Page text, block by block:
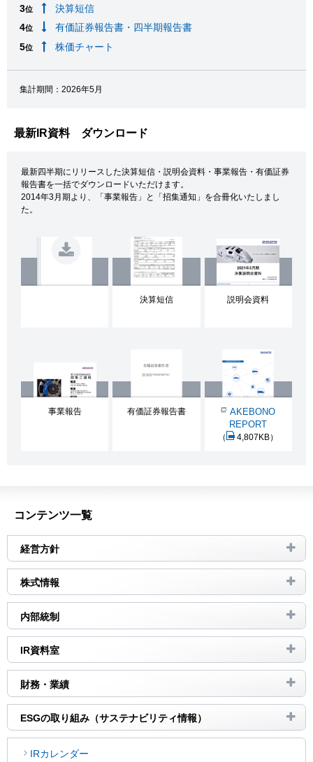
3位
決算短信
4位
有価証券報告書・四半期報告書
5位 株価チャート
集計期間：2026年5月
最新IR資料 ダウンロード
最新四半期にリリースした決算短信・説明会資料・事業報告・有価証券
報告書を一括でダウンロードいただけます。
2014年3月期より、「事業報告」と「招集通知」を合冊化いたしまし
た。
決算短信 説明会資料
事業報告 有価証券報告書
AKEBONO
REPORT
（ 4,807KB）
コンテンツ一覧
経営方針
株式情報
内部統制
IR資料室
財務・業績
ESGの取り組み（サステナビリティ情報）
IRカレンダー